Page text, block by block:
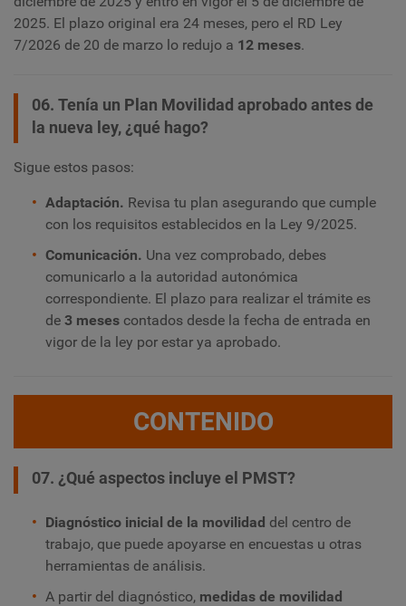
2025. El plazo original era 24 meses, pero el RD Ley
7/2026 de 20 de marzo lo redujo a 12 meses.
06. Tenía un Plan Movilidad aprobado antes de
la nueva ley, ¿qué hago?
Sigue estos pasos:
Adaptación. Revisa tu plan asegurando que cumple
con los requisitos establecidos en la Ley 9/2025.
Comunicación. Una vez comprobado, debes
comunicarlo a la autoridad autonómica
correspondiente. El plazo para realizar el trámite es
de 3 meses contados desde la fecha de entrada en
vigor de la ley por estar ya aprobado.
CONTENIDO
07. ¿Qué aspectos incluye el PMST?
Diagnóstico inicial de la movilidad del centro de
trabajo, que puede apoyarse en encuestas u otras
herramientas de análisis.
A partir del diagnóstico, medidas de movilidad